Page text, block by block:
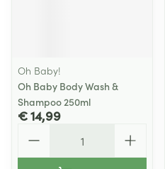
Oh Baby!
Oh Baby Body Wash &
Shampoo 250ml
€ 14,99